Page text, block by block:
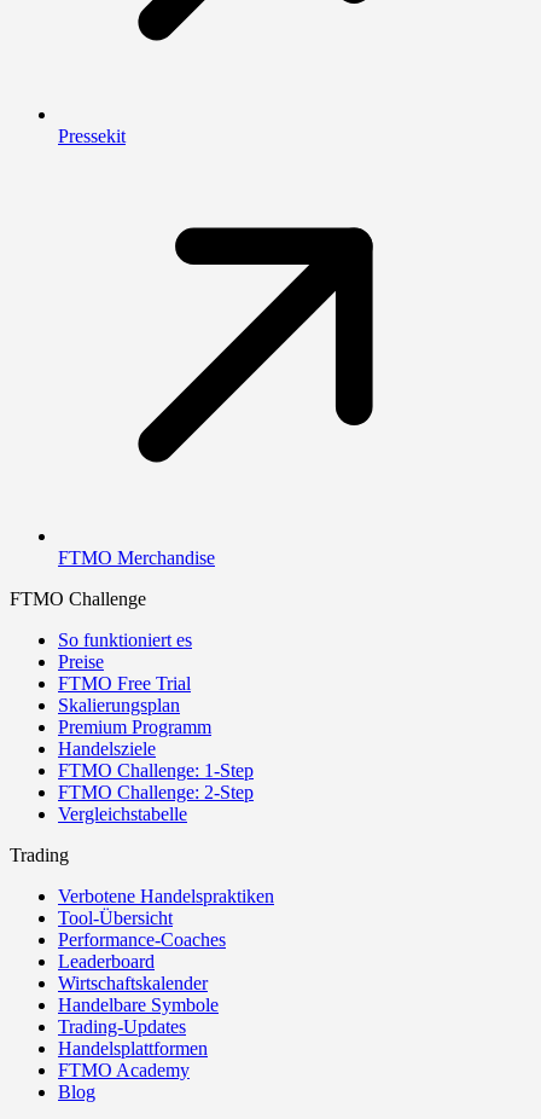
Pressekit
FTMO Merchandise
FTMO Challenge
So funktioniert es
Preise
FTMO Free Trial
Skalierungsplan
Premium Programm
Handelsziele
FTMO Challenge: 1-Step
FTMO Challenge: 2-Step
Vergleichstabelle
Trading
Verbotene Handelspraktiken
Tool-Übersicht
Performance-Coaches
Leaderboard
Wirtschaftskalender
Handelbare Symbole
Trading-Updates
Handelsplattformen
FTMO Academy
Blog